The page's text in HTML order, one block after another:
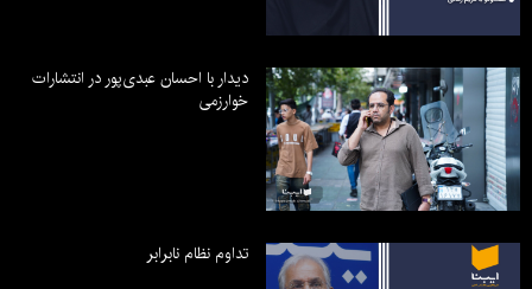
دیدار با احسان عبدی‌پور در انتشارات
خوارزمی
تداوم نظام نابرابر